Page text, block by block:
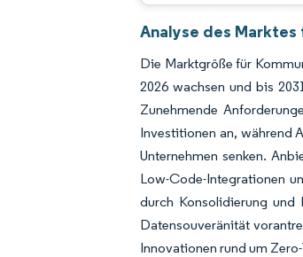
Analyse des
Die Marktgröße für
2026 wachsen und bis
Zunehmende
Investitionen an, während
Unternehmen senken.
Low-Code-Integrationen
durch Konsolidierung und
Datensouveränität
Innovationen rund um